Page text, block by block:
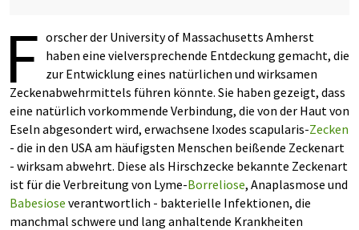
F orscher der University of Massachusetts Amherst
haben eine vielversprechende Entdeckung gemacht, die
zur Entwicklung eines natürlichen und wirksamen
Zeckenabwehrmittels führen könnte. Sie haben gezeigt, dass
eine natürlich vorkommende Verbindung, die von der Haut von
Eseln abgesondert wird, erwachsene Ixodes scapularis-Zecken
- die in den USA am häufigsten Menschen beißende Zeckenart
- wirksam abwehrt. Diese als Hirschzecke bekannte Zeckenart
ist für die Verbreitung von Lyme-Borreliose, Anaplasmose und
Babesiose verantwortlich - bakterielle Infektionen, die
manchmal schwere und lang anhaltende Krankheiten